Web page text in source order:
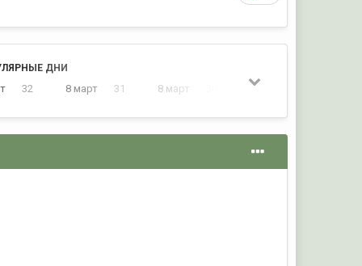
ДНИ
32 8 март 31 8 март 7 март